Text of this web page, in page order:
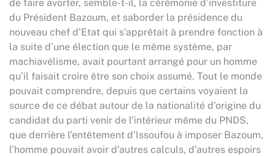
de faire avorter, semble-t-il, la cérémonie d’investiture
du Président Bazoum, et saborder la présidence du
nouveau chef d’Etat qui s’apprêtait à prendre fonction à
la suite d’une élection que le même système, par
machiavélisme, avait pourtant arrangé pour un homme
qu’il faisait croire être son choix assumé. Tout le monde
pouvait comprendre, depuis que certains voyaient la
source de ce débat autour de la nationalité d’origine du
candidat du parti venir de l’intérieur même du PNDS,
que derrière l’entêtement d’Issoufou à imposer Bazoum,
l’homme pouvait avoir d’autres calculs, d’autres espoirs